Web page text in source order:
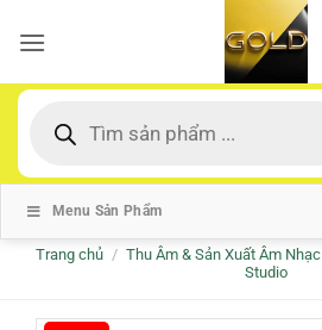
qua
dung
kiếm
Menu Sản Phẩm
Trang chủ / Thu Âm & Sản Xuất Âm Nhạc
Studio